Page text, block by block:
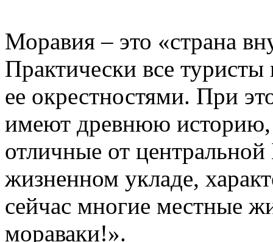
Моравия – это «страна
Практически все
ее окрестностями. При
имеют древнюю историю,
отличные от
жизненном укладе,
сейчас многие местные
мораваки!».